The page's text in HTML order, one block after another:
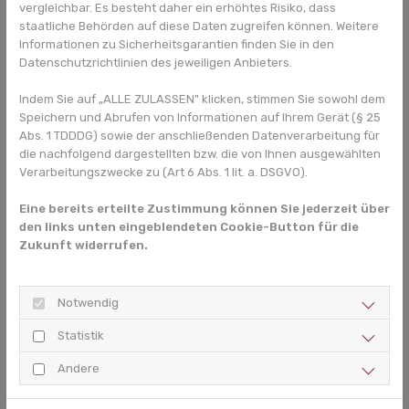
Zurück zur Übersicht
Lifestyle vs. medizinisches Handeln: Was ist richtig, was ist
falsch?
Nutzt die Kieferorthopädie wirklich – oder nur dem
To make a long story short: einfach mal in der
ZAHNSCHLÖSSCHEN-YOUTUBE-KANALreinklicken!
Quelle: Spiegel-TV Studios
demnächst auf diesem Kanal passiert! Am besten: direkt
abonnieren und NICHTS verpassen! Das Zahnschlösschen wird
Sie zum lächeln bringen – wetten, dass…?!
In diesem Sinne: lächeln Sie weiter,
Ihr
Anton Demling
vergleichbar. Es besteht daher ein erhöhtes Risiko, dass
staatliche Behörden auf diese Daten zugreifen können. Weitere
Informationen zu Sicherheitsgarantien finden Sie in den
Datenschutzrichtlinien des jeweiligen Anbieters.
Indem Sie auf „ALLE ZULASSEN" klicken, stimmen Sie sowohl dem
Speichern und Abrufen von Informationen auf Ihrem Gerät (§ 25
Abs. 1 TDDDG) sowie der anschließenden Datenverarbeitung für
die nachfolgend dargestellten bzw. die von Ihnen ausgewählten
Verarbeitungszwecke zu (Art 6 Abs. 1 lit. a. DSGVO).
Eine bereits erteilte Zustimmung können Sie jederzeit über
den links unten eingeblendeten Cookie-Button für die
Zukunft widerrufen.
Notwendig
Statistik
Andere